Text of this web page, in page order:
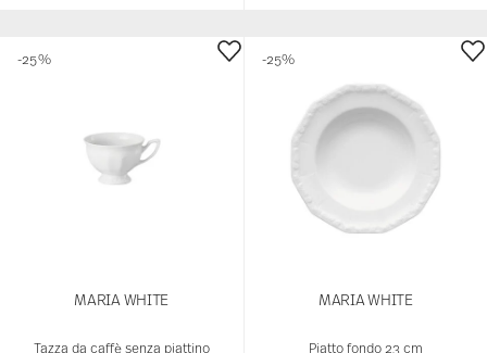
Maria Pink Rose – Romantic Blooms
a romantic floral design by Swiss designer Regula